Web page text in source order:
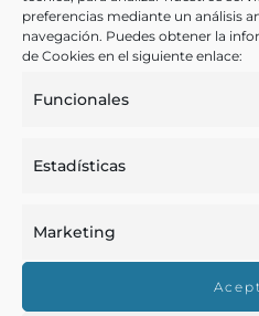
preferencias mediante un análisis
navegación. Puedes obtener la
de Cookies en el siguiente enlace:
Funcionales
Estadísticas
Marketing
Otras ediciones:
Notas:
El autor de la obra, Agustín
Ver más libros de estas